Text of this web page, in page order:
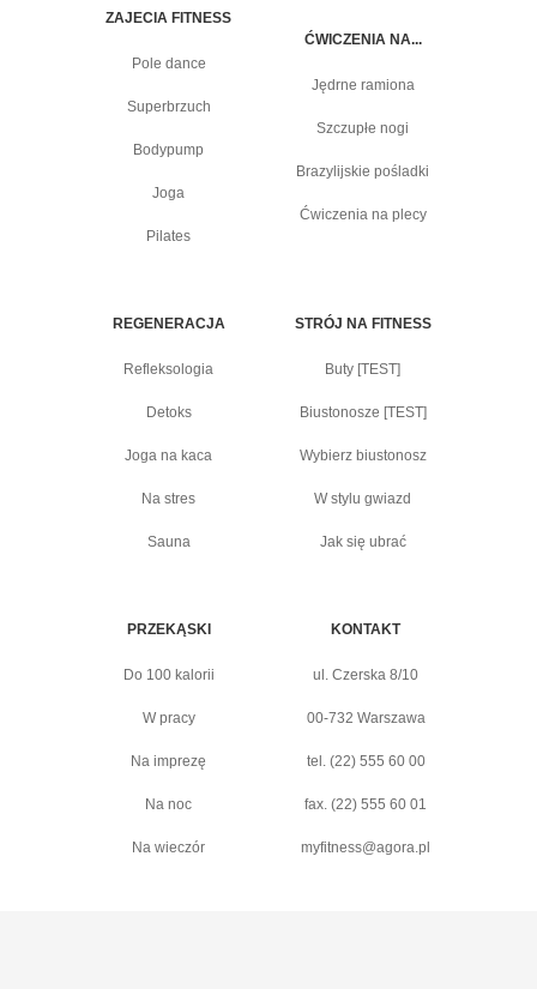
ZAJECIA FITNESS
Pole dance
Superbrzuch
Bodypump
Joga
Pilates
ĆWICZENIA NA...
Jędrne ramiona
Szczupłe nogi
Brazylijskie pośladki
Ćwiczenia na plecy
REGENERACJA
Refleksologia
Detoks
Joga na kaca
Na stres
Sauna
STRÓJ NA FITNESS
Buty [TEST]
Biustonosze [TEST]
Wybierz biustonosz
W stylu gwiazd
Jak się ubrać
PRZEKĄSKI
Do 100 kalorii
W pracy
Na imprezę
Na noc
Na wieczór
KONTAKT
ul. Czerska 8/10
00-732 Warszawa
tel. (22) 555 60 00
fax. (22) 555 60 01
myfitness@agora.pl